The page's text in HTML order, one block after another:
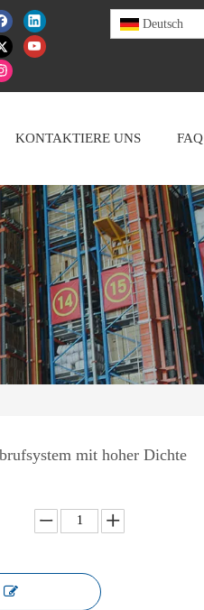
Deutsch
KONTAKTIERE UNS FAQ
mit hoher Dichte